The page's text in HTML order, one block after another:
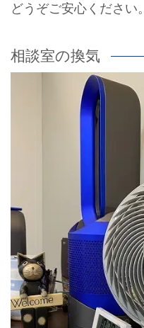
どうぞご安心ください。
相談室の換気